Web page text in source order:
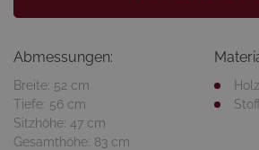
Abmessungen:
Breite: 52 cm
Tiefe: 56 cm
Sitzhöhe: 47 cm
Gesamthöhe: 83 cm
Holz